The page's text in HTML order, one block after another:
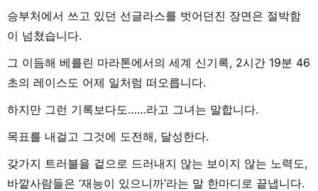
승부처에서 쓰고 있던 선글라스를 벗어던진 장면은 절박함
이 넘쳤습니다.
그 이듬해 베를린 마라톤에서의 세계 신기록, 2시간 19분 46
초의 레이스도 어제 일처럼 떠오릅니다.
하지만 그런 기록보다도……라고 그녀는 말합니다.
목표를 내걸고 그것에 도전해, 달성한다.
갖가지 트러블을 겉으로 드러내지 않는 보이지 않는 노력도,
바깥사람들은 ‘재능이 있으니까’라는 말 한마디로 끝냅니다.